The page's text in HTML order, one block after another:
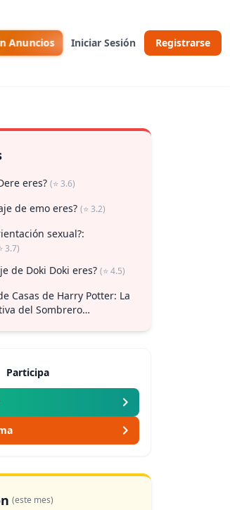
Anuncios Iniciar Sesión Registrarse
eres? (⭐ 3.6)
de emo eres? (⭐ 3.2)
sexual?:
3.7)
de Doki Doki eres? (⭐ 4.5)
Casas de Harry Potter: La
del Sombrero
Participa
(este mes)